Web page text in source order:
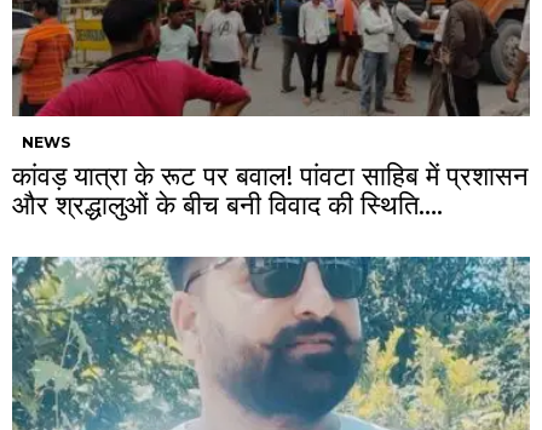
NEWS
कांवड़ यात्रा के रूट पर बवाल! पांवटा साहिब में प्रशासन
और श्रद्धालुओं के बीच बनी विवाद की स्थिति….